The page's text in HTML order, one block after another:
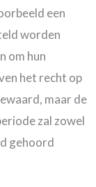
een
worden
om hun
het recht op
maar de
zal zowel
gehoord